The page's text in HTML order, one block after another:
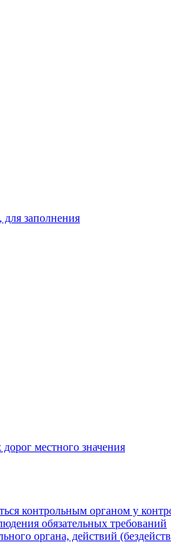
заполнения
местного значения
контрольным органом у
обязательных требований
органа, действий